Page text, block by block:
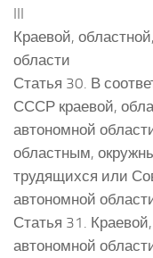
III
Краевой,
области
Статья 30. В
СССР краевой,
автономной
областным,
трудящихся или
автономной
Статья 31.
автономной